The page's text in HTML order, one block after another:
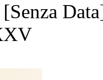
[Senza